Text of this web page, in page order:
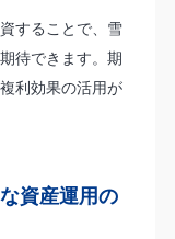
することで、雪
待できます。期
利効果の活用が
資産運用の